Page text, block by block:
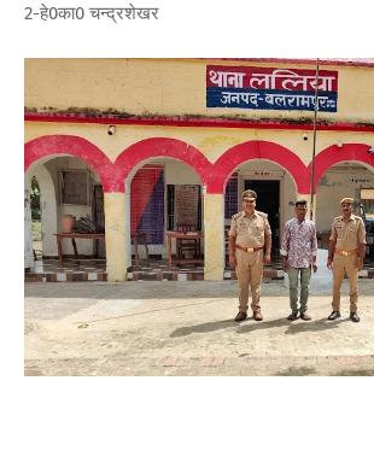
2-हे0का0 चन्द्रशेखर